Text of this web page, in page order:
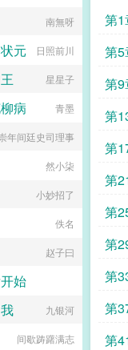
第1
第5
第9
第
第
第
第
第
第
第
第
热宠溺带娃
豺狼帝王攻x
注意■时代
及势力地图有
系，质子到
。■端水互宠
强强身心
其他预收
耽戎马踏
谋深算谋士
养的公子哥
忠犬糙汉暗
王爷一个巴
楼约高冷闷
爷被老婆倒
小祖宗哎！■
佬x高冷之花
长军官权昼，
想杀我？试
治疗师狂躁
超的pua心理
把我的精神病
大狗狗了，哪
要养阿祖！！
么不如意，
的角色？写不
还是读者
死啊！第四
么样，虽然演
吧？系统你知
人气大爆角色
TIPS12100
空改错字2警
狠人3wb短不
论坛都会标
，有用5是想
物，专栏预收
南無呀
元 日照前川
星星子
病 青墨
年间廷史司理事
然小柒
小妙招了
佚名
赵子曰
始
愤怒的小疯子
九银河
间歇踌躇满志